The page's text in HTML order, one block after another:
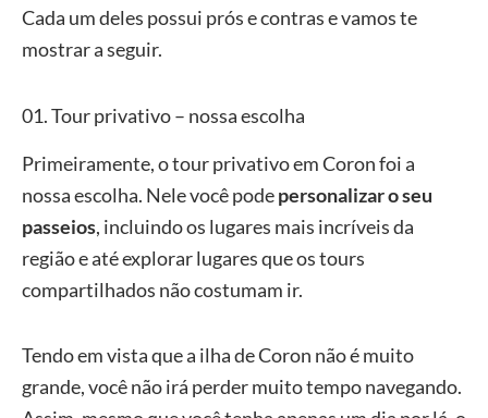
Cada um deles possui prós e contras e vamos te
mostrar a seguir.
01. Tour privativo – nossa escolha
Primeiramente, o tour privativo em Coron foi a
nossa escolha. Nele você podepersonalizar o seu
passeios, incluindo os lugares mais incríveis da
região e até explorar lugares que os tours
compartilhados não costumam ir.
Tendo em vista que a ilha de Coron não é muito
grande, você não irá perder muito tempo navegando.